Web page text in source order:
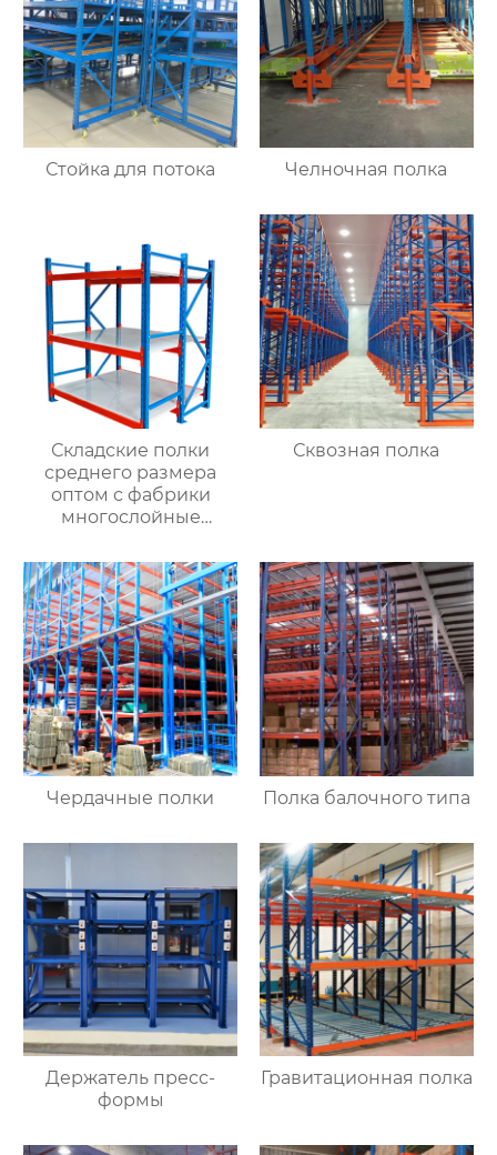
Стойка для потока Челночная полка
Складские полки
среднего размера
оптом с фабрики
многослойные
стеллажи складские
полки оптом с
магазинов одежды
Сквозная полка
Чердачные полки Полка балочного типа
Держатель пресс-
формы
Гравитационная полка